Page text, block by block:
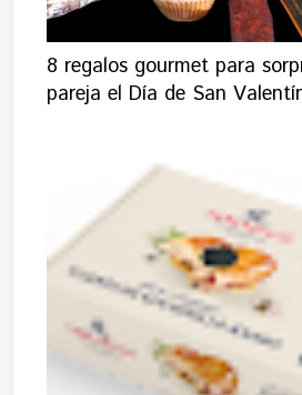
8 regalos gourmet para
pareja el Día de San